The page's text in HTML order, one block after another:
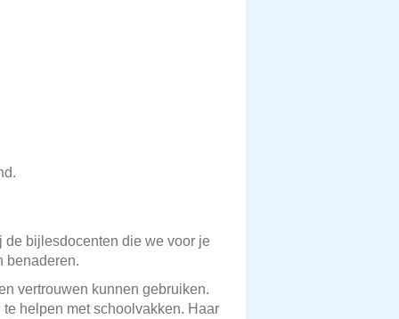
bijlesdocenten die we voor je
benaderen.
vertrouwen kunnen gebruiken.
helpen met schoolvakken. Haar